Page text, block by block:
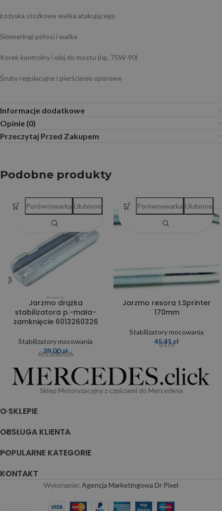
Łożyska stożkowe wałka atakującego
Simmeringi półosi i wałka
Korek kontrolny i olej do mostu (np. 75W-90)
Śruby regulacyjne i pierścienie oporowe
Informacje dodatkowe
Opinie (0)
Przeczytaj Przed Zakupem
Podobne produkty
Jarzmo drążka
stabilizatora p.-mała-
zamknięcie 6013260326
Stabilizatory mocowania
39,00zł
6013260326
Porównywarka Ulubione
Jarzmo resora t.Sprinter
170mm
Stabilizatory mocowania
45,41zł
U170
Porównywarka Ulubione
Sklep Motoryzacyjny z częściami do Mercedesa
O SKLEPIE
OBSŁUGA KLIENTA
POPULARNE KATEGORIE
KONTAKT
Wykonanie: Agencja Marketingowa Dr Pixel